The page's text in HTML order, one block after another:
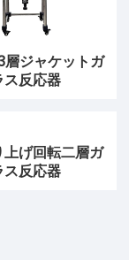
層ジャケットガ
ス反応器
上げ回転二層ガ
ス反応器